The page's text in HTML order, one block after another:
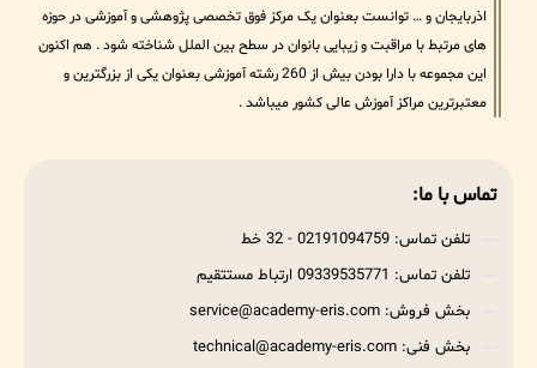
اذربایجان و … توانست بعنوان یک مرکز فوق تخصصی پژوهشی و آموزشی در حوزه
های مرتبط با مراقبت و زیبایی بانوان در سطح بین الملل شناخته شود . هم اکنون
این مجموعه با دارا بودن بیش از 260 رشته آموزشی بعنوان یکی از بزرگترین و
معتبرترین مراکز آموزش عالی کشور میباشد .
تماس با ما:
تلفن تماس: 02191094759 - 32 خط
تلفن تماس: 09339535771 ارتباط مستتقیم
بخش فروش: service@academy-eris.com
بخش فنی: technical@academy-eris.com